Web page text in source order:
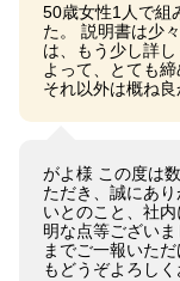
50歳女性1人で組
た。 説明書は少
は、もう少し詳
よって、とても
それ以外は概ね良
がよ様 この度は
ただき、誠にあ
いとのこと、社
明な点等ござい
までご一報いた
もどうぞよろしく